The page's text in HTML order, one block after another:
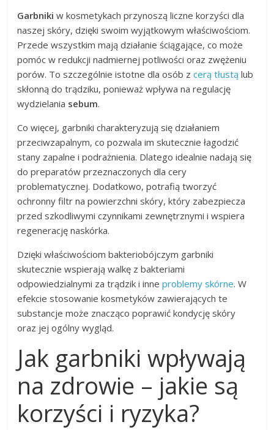
Garbniki w kosmetykach przynoszą liczne korzyści dla
naszej skóry, dzięki swoim wyjątkowym właściwościom.
Przede wszystkim mają działanie ściągające, co może
pomóc w redukcji nadmiernej potliwości oraz zwężeniu
porów. To szczególnie istotne dla osób zcerą tłustą lub
skłonną do trądziku, ponieważ wpływa na regulację
wydzielania sebum.
Co więcej, garbniki charakteryzują się działaniem
przeciwzapalnym, co pozwala im skutecznie łagodzić
stany zapalne i podrażnienia. Dlatego idealnie nadają się
do preparatów przeznaczonych dla cery
problematycznej. Dodatkowo, potrafią tworzyć
ochronny filtr na powierzchni skóry, który zabezpiecza
przed szkodliwymi czynnikami zewnętrznymi i wspiera
regenerację naskórka.
Dzięki właściwościom bakteriobójczym garbniki
skutecznie wspierają walkę z bakteriami
odpowiedzialnymi za trądzik i inneproblemy skórne. W
efekcie stosowanie kosmetyków zawierających te
substancje może znacząco poprawić kondycję skóry
oraz jej ogólny wygląd.
Jak garbniki wpływają
na zdrowie – jakie są
korzyści i ryzyka?